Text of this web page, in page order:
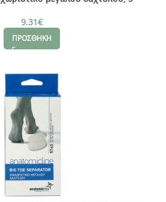
9.31€
ΠΡΟΣΘΗΚΗ